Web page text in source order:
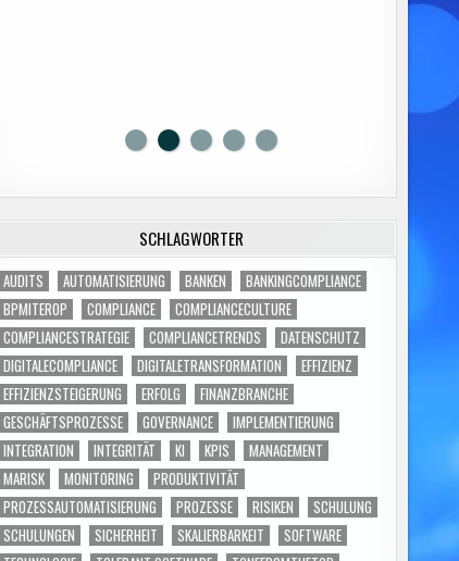
SCHLAGWÖRTER
AUDITS AUTOMATISIERUNG BANKEN
BANKINGCOMPLIANCE
BPMITEROP
COMPLIANCE
COMPLIANCECULTURE
COMPLIANCESTRATEGIE
COMPLIANCETRENDS
DATENSCHUTZ
DIGITALECOMPLIANCE
DIGITALETRANSFORMATION
EFFIZIENZ
EFFIZIENZSTEIGERUNG
ERFOLG
FINANZBRANCHE
GESCHÄFTSPROZESSE
GOVERNANCE
IMPLEMENTIERUNG
INTEGRATION
INTEGRITÄT KI KPIS
MANAGEMENT
MARISK
MONITORING
PRODUKTIVITÄT
PROZESSAUTOMATISIERUNG
PROZESSE RISIKEN
SCHULUNG
SCHULUNGEN
SICHERHEIT SKALIERBARKEIT
SOFTWARE